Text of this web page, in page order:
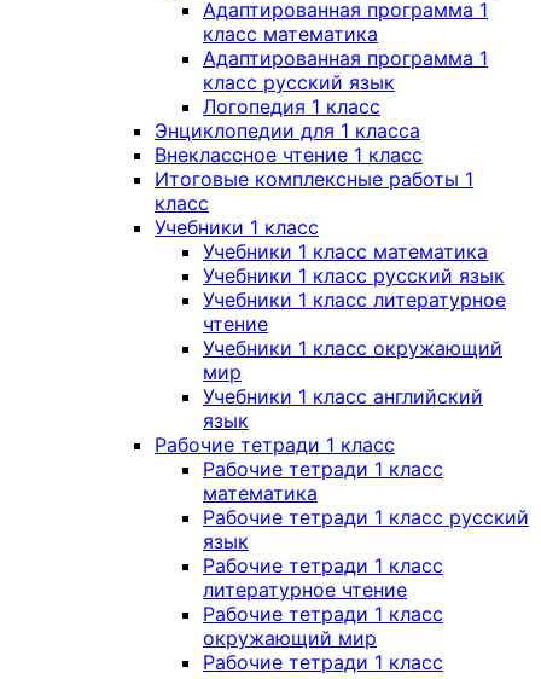
Адаптированная программа 1
класс математика
Адаптированная программа 1
класс русский язык
Логопедия 1 класс
Энциклопедии для 1 класса
Внеклассное чтение 1 класс
Итоговые комплексные работы 1
класс
Учебники 1 класс
Учебники 1 класс математика
Учебники 1 класс русский язык
Учебники 1 класс литературное
чтение
Учебники 1 класс окружающий
мир
Учебники 1 класс английский
язык
Рабочие тетради 1 класс
Рабочие тетради 1 класс
математика
Рабочие тетради 1 класс русский
язык
Рабочие тетради 1 класс
литературное чтение
Рабочие тетради 1 класс
окружающий мир
Рабочие тетради 1 класс